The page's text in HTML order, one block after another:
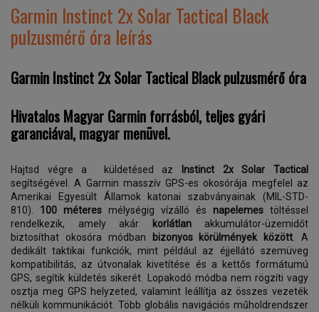
Garmin Instinct 2x Solar Tactical Black
pulzusmérő óra leírás
Garmin Instinct 2x Solar Tactical Black pulzusmérő óra
Hivatalos Magyar Garmin forrásból, teljes gyári
garanciával, magyar menüvel.
Hajtsd végre a küldetésed az Instinct 2x Solar Tactical
segítségével. A Garmin masszív GPS-es okosórája megfelel az
Amerikai Egyesült Államok katonai szabványainak (MIL-STD-
810). 100 méteres mélységig vízálló és napelemes töltéssel
rendelkezik, amely akár
korlátlanakkumulátor-üzemidőt
biztosíthat okosóra módban
bizonyos körülmények között . A
dedikált taktikai funkciók, mint például az éjjellátó szemüveg
kompatibilitás, az útvonalak kivetítése és a kettős formátumú
GPS, segítik küldetés sikerét. Lopakodó módba nem rögzíti vagy
osztja meg GPS helyzeted, valamint leállítja az összes vezeték
nélküli kommunikációt. Több globális navigációs műholdrendszer